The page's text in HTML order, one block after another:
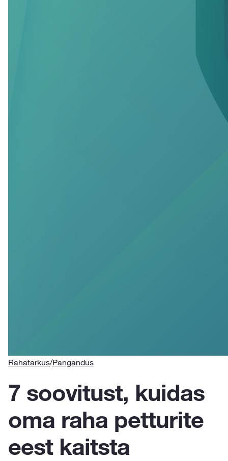
Rahatarkus/Pangandus
7 soovitust, kuidas
oma raha petturite
eest kaitsta